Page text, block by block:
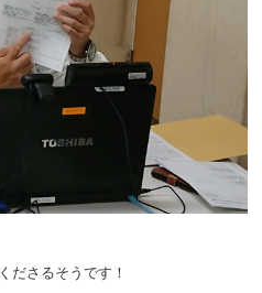
ださるそうです！